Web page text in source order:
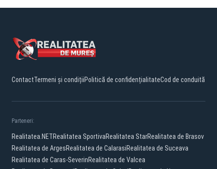
ContactTermeni și condițiiPolitică de confidențialitateCod de conduită
Parteneri:
Realitatea.NETRealitatea SportivaRealitatea StarRealitatea de Brasov
Realitatea de ArgesRealitatea de CalarasiRealitatea de Suceava
Realitatea de Caras-SeverinRealitatea de Valcea